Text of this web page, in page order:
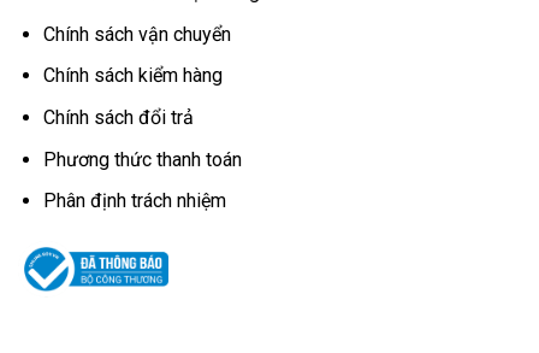
Chính sách vận chuyển
Chính sách kiểm hàng
Chính sách đổi trả
Phương thức thanh toán
Phân định trách nhiệm